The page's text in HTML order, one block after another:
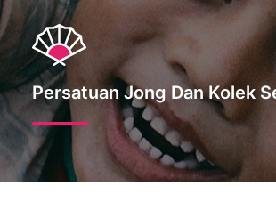
Persatuan Jong Dan Kolek